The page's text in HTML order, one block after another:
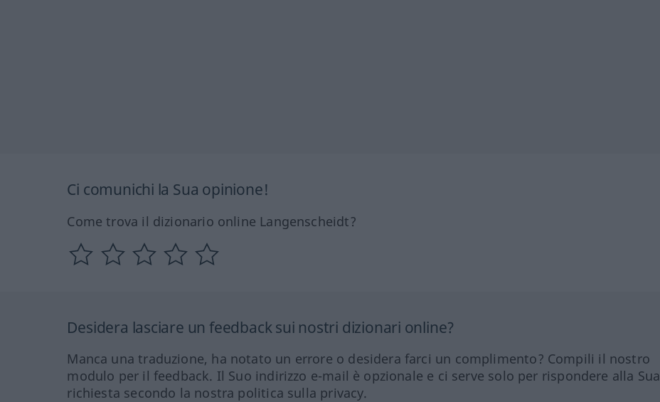
Ci comunichi la Sua opinione!
Come trova il dizionario online Langenscheidt?
Desidera lasciare un feedback sui nostri dizionari online?
Manca una traduzione, ha notato un errore o desidera farci un complimento? Compili il nostro
modulo per il feedback. Il Suo indirizzo e-mail è opzionale e ci serve solo per rispondere alla Sua
richiesta secondo la nostra politica sulla privacy.